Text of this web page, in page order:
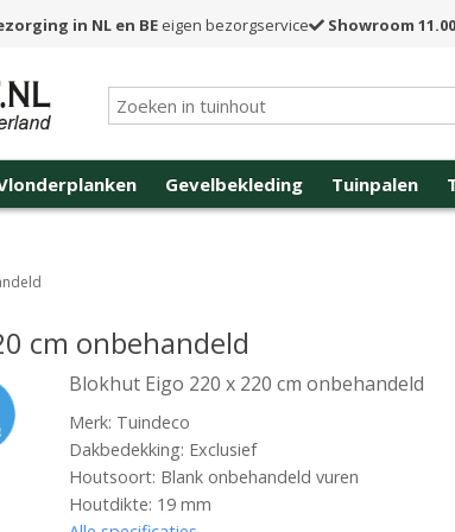
in NL en BE eigen bezorgservice Showroom
Gevelbekleding Tuinpalen
cm onbehandeld
Blokhut Eigo 220 x 220 cm onbehandeld
Merk: Tuindeco
Dakbedekking: Exclusief
Houtsoort: Blank onbehandeld vuren
Houtdikte: 19 mm